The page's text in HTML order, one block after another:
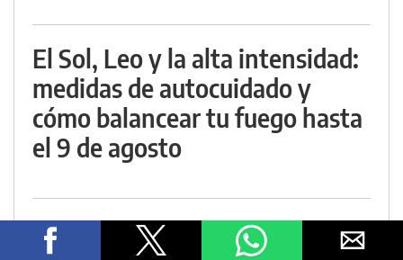
El Sol, Leo y la alta intensidad:
medidas de autocuidado y
cómo balancear tu fuego hasta
el 9 de agosto
Nuevo hallazgo de las